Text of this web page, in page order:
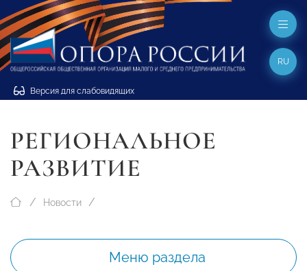
Версия для слабовидящих
RU
РЕГИОНАЛЬНОЕ
РАЗВИТИЕ
Новости
Меню раздела